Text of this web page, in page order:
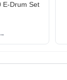
E-Drum Set
→